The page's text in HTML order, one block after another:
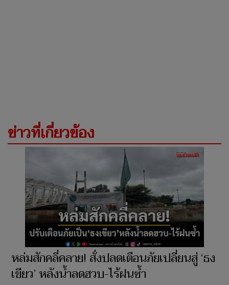
ข่าวที่เกี่ยวข้อง
หล่มสักคลี่คลาย! สั่งปลดเตือนภัยเปลี่ยนสู่ ‘ธง
เขียว’ หลังน้ำลดฮวบ-ไร้ฝนซ้ำ